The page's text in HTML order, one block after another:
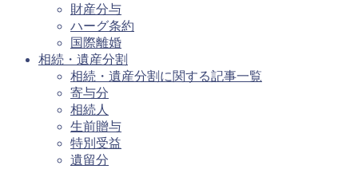
財産分与
ハーグ条約
国際離婚
相続・遺産分割
相続・遺産分割に関する記事一覧
寄与分
相続人
生前贈与
特別受益
遺留分